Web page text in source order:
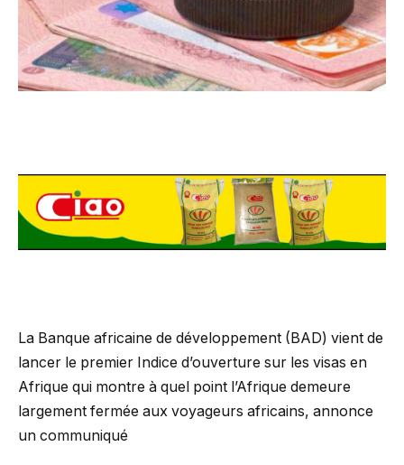
La Banque africaine de développement (BAD) vient de
lancer le premier Indice d’ouverture sur les visas en
Afrique qui montre à quel point l’Afrique demeure
largement fermée aux voyageurs africains, annonce
un communiqué